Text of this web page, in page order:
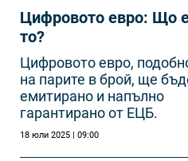
Цифровото евро: Що
то?
Цифровото евро,
на парите в брой, ще
емитирано и напълно
гарантирано от ЕЦБ.
18 юли 2025 | 09:00